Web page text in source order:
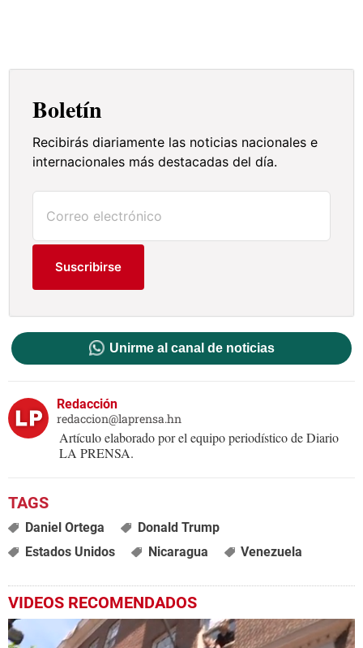
Boletín
Recibirás diariamente las noticias nacionales e
internacionales más destacadas del día.
Suscribirse
Unirme al canal de noticias
Redacción
redaccion@laprensa.hn
Artículo elaborado por el equipo periodístico de Diario
LA PRENSA.
Daniel Ortega
Donald Trump
Estados Unidos
Nicaragua Venezuela
VIDEOS RECOMENDADOS